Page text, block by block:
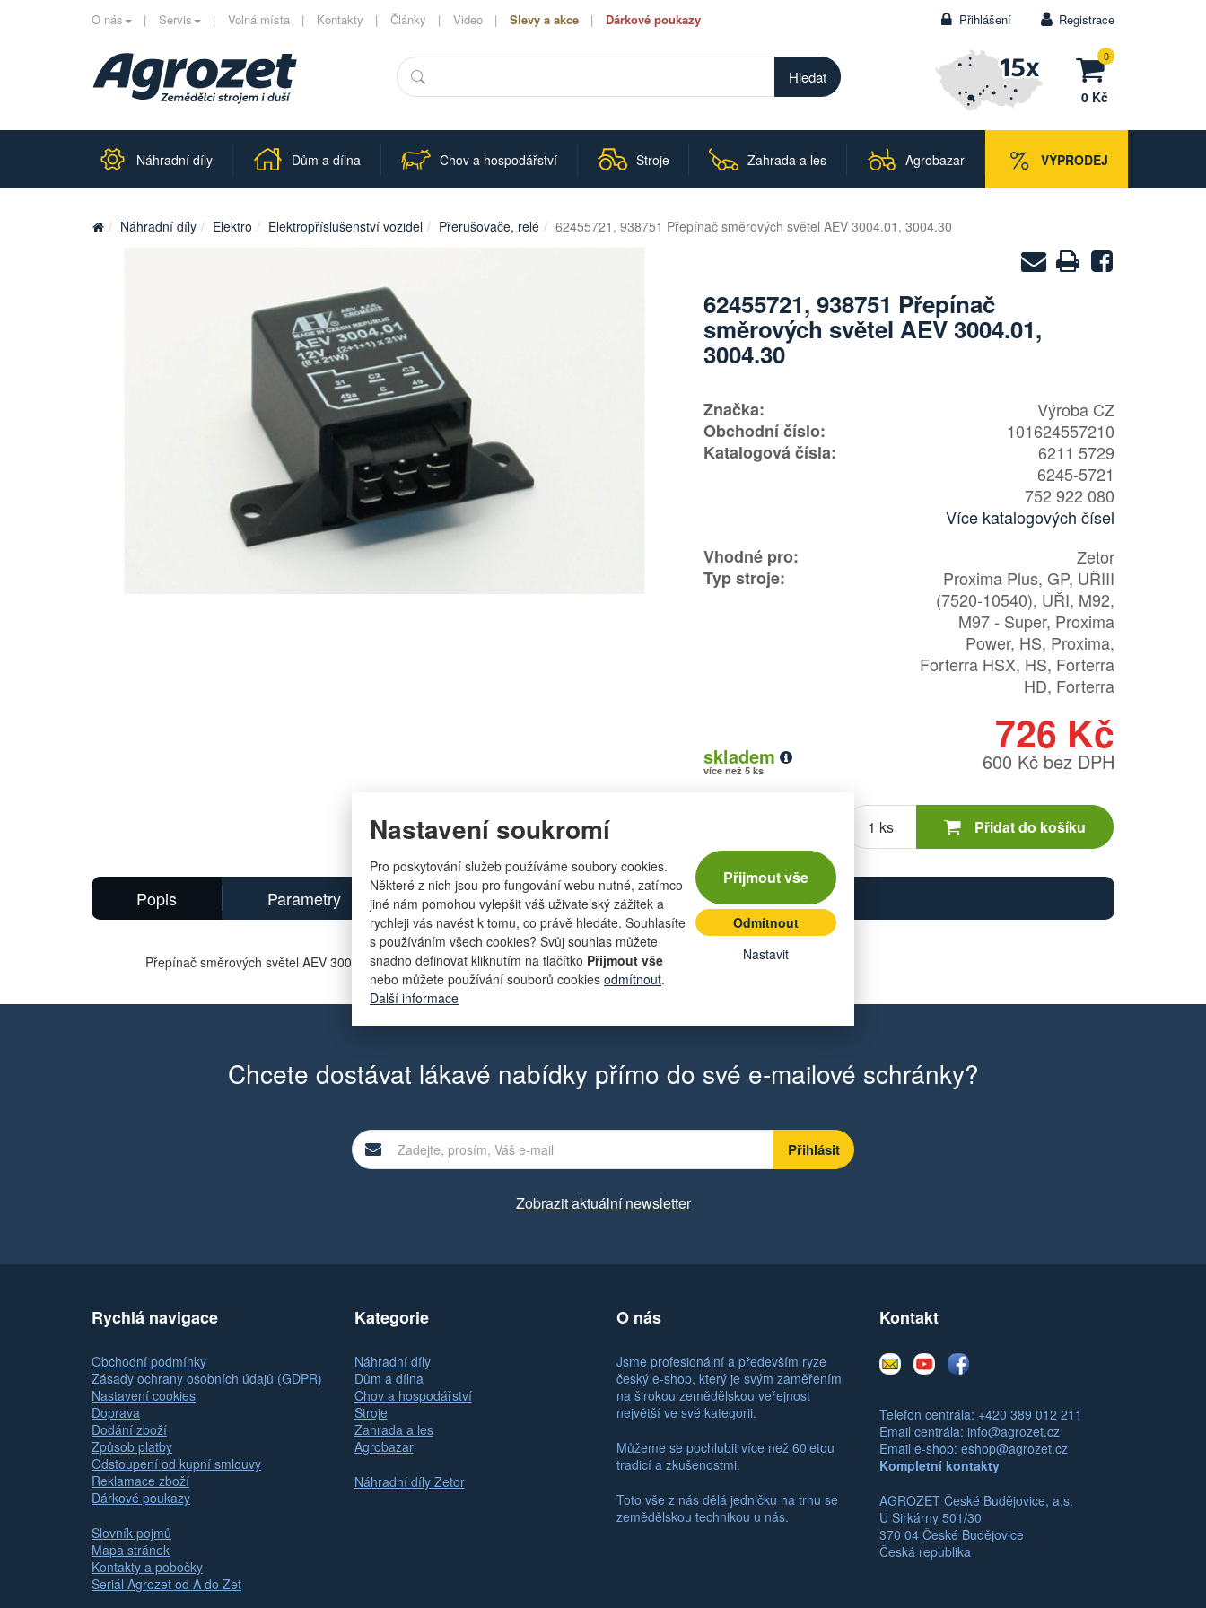
Nastavení soukromí
Pro poskytování služeb používáme soubory cookies.
Některé z nich jsou pro fungování webu nutné, zatímco
jiné nám pomohou vylepšit váš uživatelský zážitek a
rychleji vás navést k tomu, co právě hledáte. Souhlasíte
s používáním všech cookies? Svůj souhlas můžete
snadno definovat kliknutím na tlačítko Přijmout vše
nebo můžete používání souborů cookies odmítnout.
Další informace
Přijmout vše
Odmítnout
Nastavit
O nás Servis Volná místa Kontakty Články Video Slevy a akce Dárkové poukazy Přihlášení Registrace
Hledat 0
0 Kč
Náhradní díly Dům a dílna Chov a hospodářství Stroje Zahrada a les Agrobazar VÝPRODEJ
Náhradní díly Elektro Elektropříslušenství vozidel Přerušovače, relé 62455721, 938751 Přepínač směrových světel AEV 3004.01, 3004.30
Zaslat
na
Vytisknout
62455721, 938751 Přepínač
směrových světel AEV 3004.01,
3004.30
Značka:
Výroba CZ
Obchodní číslo:
101624557210
Katalogová čísla:
6211 5729
6245-5721
752 922 080
Více katalogových čísel
Vhodné pro:
Zetor
Typ stroje:
Proxima Plus, GP, UŘIII
(7520-10540), UŘI, M92,
M97 - Super, Proxima
Power, HS, Proxima,
Forterra HSX, HS, Forterra
HD, Forterra
726 Kč
skladem
více než 5 ks 600 Kč bez DPH
Počet
Přidat do košíku
Popis Parametry Katalogová čísla
Přepínač směrových světel AEV 3004.01, 3004.30
Chcete dostávat lákavé nabídky přímo do své e-mailové schránky?
Zobrazit aktuální newsletter
Rychlá navigace
Obchodní podmínky
Zásady ochrany osobních údajů (GDPR)
Nastavení cookies
Doprava
Dodání zboží
Způsob platby
Odstoupení od kupní smlouvy
Reklamace zboží
Dárkové poukazy
Slovník pojmů
Mapa stránek
Kontakty a pobočky
Seriál Agrozet od A do Zet
Kategorie
Náhradní díly
Dům a dílna
Chov a hospodářství
Stroje
Zahrada a les
Agrobazar
Náhradní díly Zetor
O nás
Jsme profesionální a především ryze
český e-shop, který je svým zaměřením
na širokou zemědělskou veřejnost
největší ve své kategorii.
Můžeme se pochlubit více než 60letou
tradicí a zkušenostmi.
Toto vše z nás dělá jedničku na trhu se
zemědělskou technikou u nás.
Kontakt
E-
mail
YoutubeFacebook
Telefon centrála: +420 389 012 211
Email centrála: info@agrozet.cz
Email e-shop: eshop@agrozet.cz
Kompletní kontakty
AGROZET České Budějovice, a.s.
U Sirkárny 501/30
370 04 České Budějovice
Česká republika